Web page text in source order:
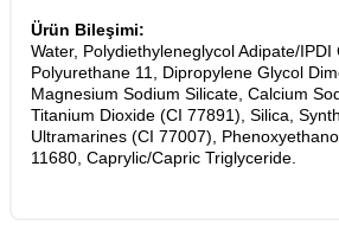
Ürün Bileşimi:
Water, Polydiethyleneglycol Adipate/IPDI
Polyurethane 11, Dipropylene Glycol
Magnesium Sodium Silicate, Calcium
Titanium Dioxide (CI 77891), Silica,
Ultramarines (CI 77007),
11680, Caprylic/Capric Triglyceride.